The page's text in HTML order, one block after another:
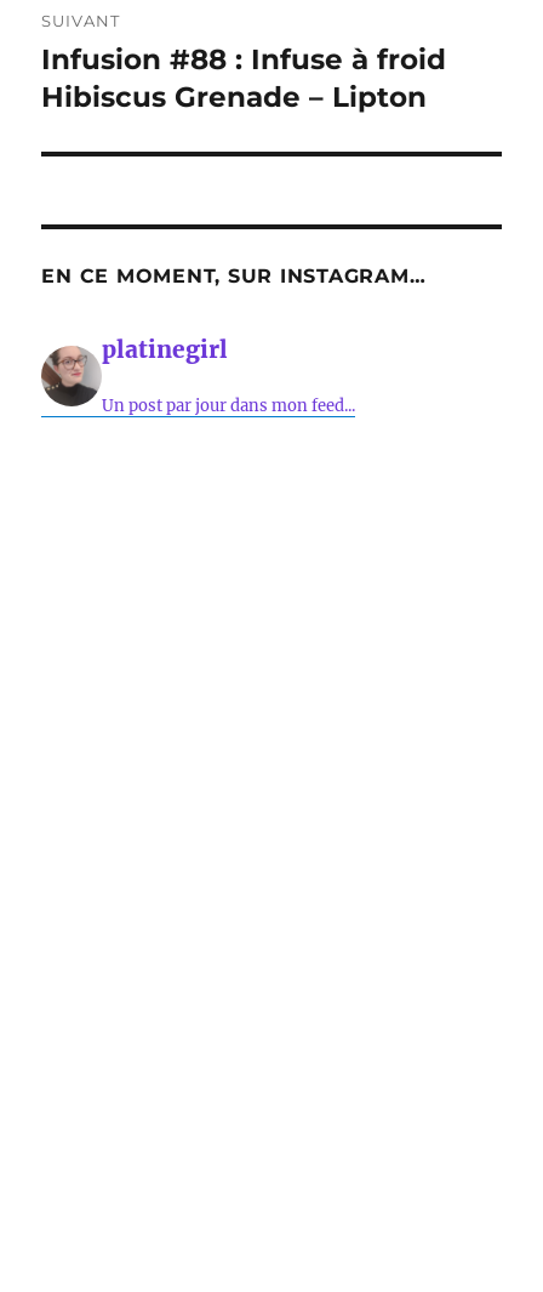
SUIVANT
Publication
suivante :
Infusion #88 : Infuse à froid
Hibiscus Grenade – Lipton
EN CE MOMENT, SUR INSTAGRAM…
platinegirl
Un post par jour dans mon feed...